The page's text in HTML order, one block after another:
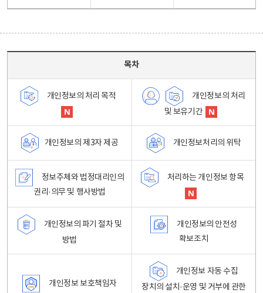
목차
개인정보의 처리 목적
개인정보의 처리
및 보유기간
개인정보의 제3자 제공 개인정보처리의 위탁
정보주체와 법정대리인의
권리·의무 및 행사방법
처리하는 개인정보 항목
개인정보의 파기 절차 및
방법
개인정보의 안전성
확보조치
개인정보 보호책임자
개인정보 자동 수집
장치의 설치·운영 및 거부에 관한